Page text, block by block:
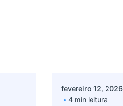
fevereiro 12, 2026
4 min leitura